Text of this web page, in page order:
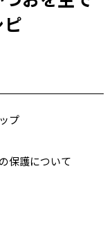
プ
保護について